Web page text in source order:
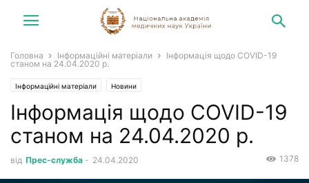
Головна Інформаційні матеріали
Інформація щодо COVID-19
станом на 24.04.2020 р.
Інформаційні матеріали Новини
Інформація щодо COVID-19
станом на 24.04.2020 р.
від Прес-служба - 24.04.2020 1378